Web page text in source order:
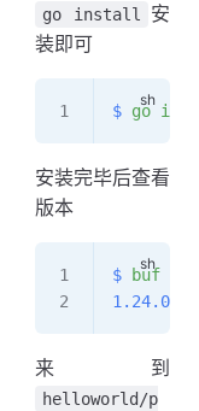
go install
安
装即可
$ go
安装完毕后查看
版本
$ buf
1.24.0
来到
helloworld/p